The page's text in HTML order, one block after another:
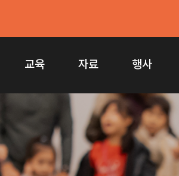
교육 자료 행사